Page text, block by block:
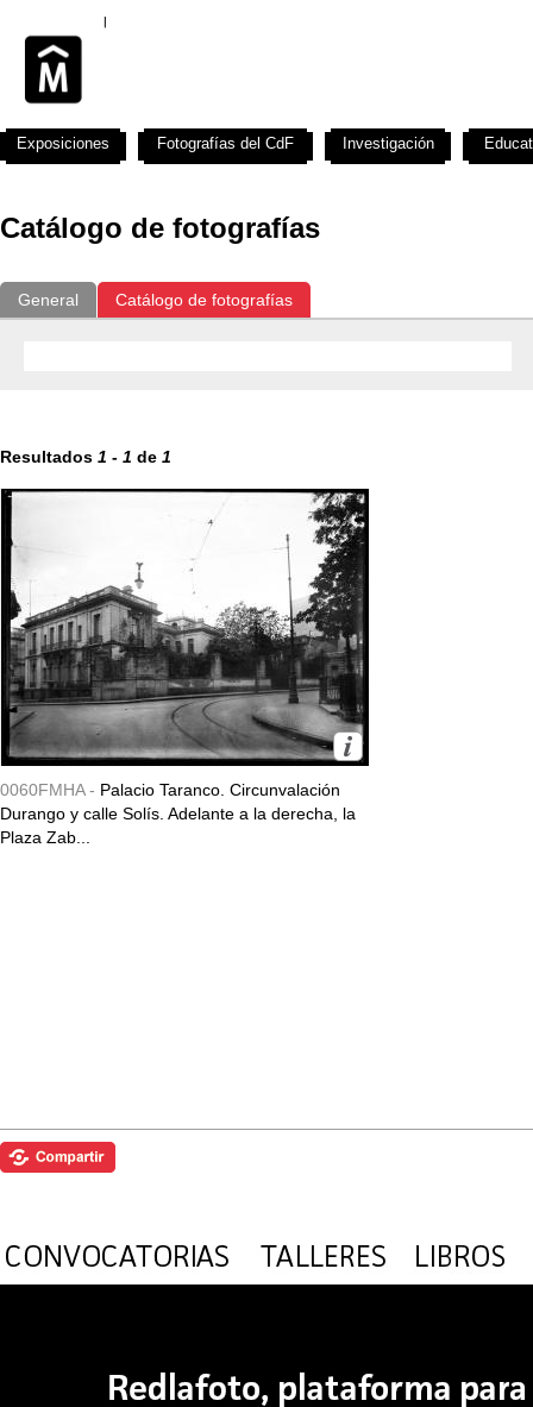
Catálogo de fotografías
General Catálogo de fotografías
Resultados 1 - 1 de 1
0060FMHA - Palacio Taranco. Circunvalación
Durango y calle Solís. Adelante a la derecha, la
Plaza Zab...
Exposiciones Fotografías del CdF Investigación